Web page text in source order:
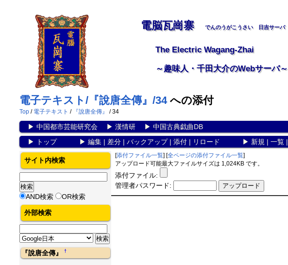
電脳瓦崗寨 でんのうがこうさい 日吉サーバ
The Electric Wagang-Zhai
～趣味人・千田大介のWebサーバ～
電子テキスト/『說唐全傳』/34への添付
Top/ 電子テキスト / 『說唐全傳』 / 34
▶ 中国都市芸能研究会▶ 漢情研▶ 中国古典戯曲DB
▶
トップ▶ 編集| 差分| バックアップ| 添付| リロード ▶ 新規 | 一覧|
[添付ファイル一覧] [全ページの添付ファイル一覧]
アップロード可能最大ファイルサイズは 1,024KB です。
添付ファイル:
管理者パスワード:
サイト内検索
AND検索 OR検索
外部検索
『說唐全傳』†